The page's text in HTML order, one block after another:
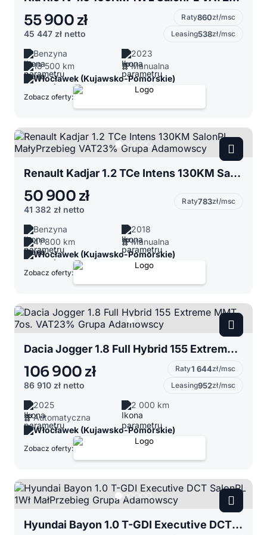
55 900 zł
45 447 zł netto
Raty860zł/msc
Leasing538zł/msc
Benzyna
2023
18 500 km
Manualna
Włocławek (Kujawsko-Pomorskie)
Zobacz oferty:
Renault Kadjar 1.2 TCe Intens 130KM SalonPL MałyPrzebieg VAT23% Grupa Adamowscy
50 900 zł
41 382 zł netto
Raty783zł/msc
Benzyna
2018
41 800 km
Manualna
Włocławek (Kujawsko-Pomorskie)
Zobacz oferty:
Dacia Jogger 1.8 Full Hybrid 155 Extreme MMT 7os. VAT23% Grupa Adamowscy
106 900 zł
86 910 zł netto
Raty1 644zł/msc
Leasing952zł/msc
2025
2 000 km
Automatyczna
Włocławek (Kujawsko-Pomorskie)
Zobacz oferty:
Hyundai Bayon 1.0 T-GDI Executive DCT SalonPL 1Wł MałPrzebieg Grupa Adamowscy